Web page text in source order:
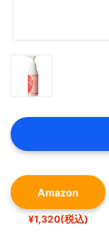
Amazon
¥1,320(税込)